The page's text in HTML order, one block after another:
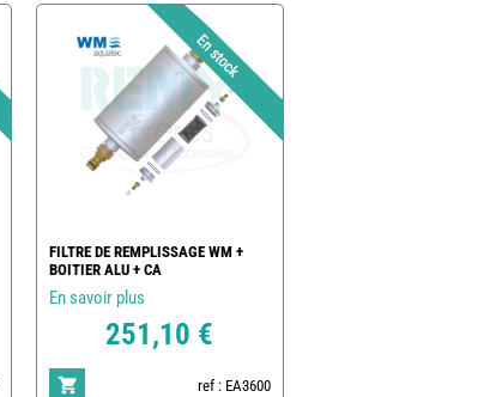
FILTRE DE REMPLISSAGE WM +
BOITIER ALU + CA
En savoir plus
251,10 €
ref : EA3600